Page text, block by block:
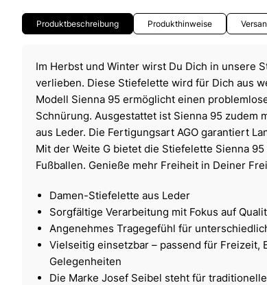
Produktbeschreibung Produkthinweise
Im Herbst und Winter wirst Du Dich in unsere
verlieben. Diese Stiefelette wird für Dich aus
Modell Sienna 95 ermöglicht einen
Schnürung. Ausgestattet ist Sienna 95 zudem
aus Leder. Die Fertigungsart AGO garantiert
Mit der Weite G bietet die Stiefelette Sienna
Fußballen. Genieße mehr Freiheit in Deiner
Damen-Stiefelette aus Leder
Sorgfältige Verarbeitung mit Fokus auf
Angenehmes Tragegefühl für
Vielseitig einsetzbar – passend für Freizeit,
Gelegenheiten
Die Marke Josef Seibel steht für